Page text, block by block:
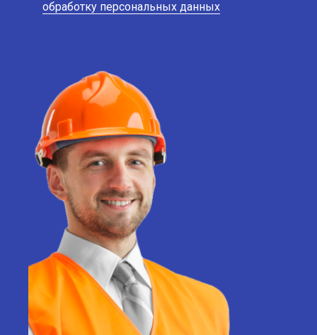
обработку персональных данных